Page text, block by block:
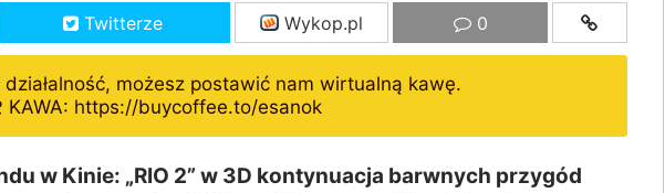
Twitterze Wykop.pl 0
działalność, możesz postawić nam wirtualną kawę.
KAWA: https://buycoffee.to/esanok
w Kinie: „RIO 2” w 3D kontynuacja barwnych przygód